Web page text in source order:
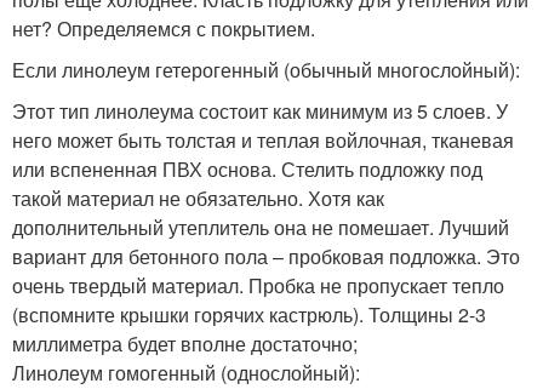
нет? Определяемся с покрытием.
Если линолеум гетерогенный (обычный многослойный):
Этот тип линолеума состоит как минимум из 5 слоев. У
него может быть толстая и теплая войлочная, тканевая
или вспененная ПВХ основа. Стелить подложку под
такой материал не обязательно. Хотя как
дополнительный утеплитель она не помешает. Лучший
вариант для бетонного пола – пробковая подложка. Это
очень твердый материал. Пробка не пропускает тепло
(вспомните крышки горячих кастрюль). Толщины 2-3
миллиметра будет вполне достаточно;
Линолеум гомогенный (однослойный):